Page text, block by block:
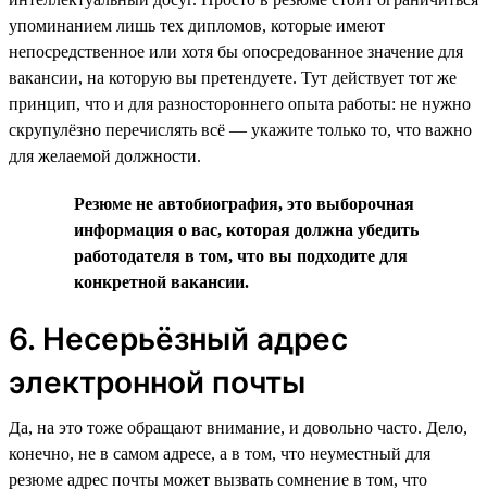
упоминанием лишь тех дипломов, которые имеют
непосредственное или хотя бы опосредованное значение для
вакансии, на которую вы претендуете. Тут действует тот же
принцип, что и для разностороннего опыта работы: не нужно
скрупулёзно перечислять всё — укажите только то, что важно
для желаемой должности.
Резюме не автобиография, это выборочная
информация о вас, которая должна убедить
работодателя в том, что вы подходите для
конкретной вакансии.
6. Несерьёзный адрес
электронной почты
Да, на это тоже обращают внимание, и довольно часто. Дело,
конечно, не в самом адресе, а в том, что неуместный для
резюме адрес почты может вызвать сомнение в том, что